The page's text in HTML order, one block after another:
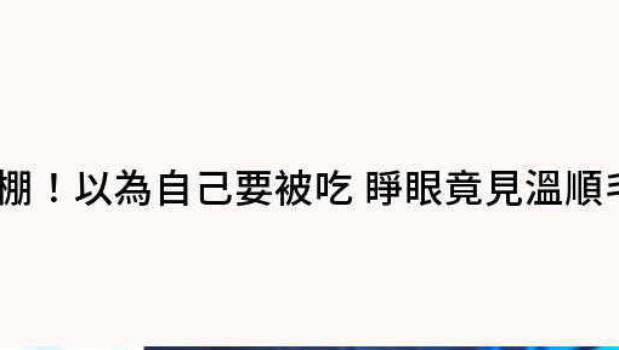
！以為自己要被吃 睜眼竟見溫順